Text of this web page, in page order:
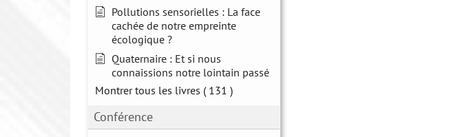
Pollutions sensorielles : La face
cachée de notre empreinte
écologique ?
Quaternaire : Et si nous
connaissions notre lointain passé
Montrer tous les livres ( 131 )
Conférence